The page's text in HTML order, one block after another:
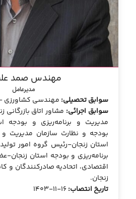
مهندس صمد
مدیرعامل
سوابق تحصیلی: مهندسی کشاورزی
سوابق اجرائی: مشاور اتاق
مدیریت و برنامه‌ریزی و بودجه
بودجه و نظارت سازمان مدیریت و
استان زنجان-رئیس گروه امور
برنامه‌ریزی و بودجه استان زنجان-
اقتصادی، اتحادیه صادرکنندگان و
زنجان.
تاریخ انتصاب: